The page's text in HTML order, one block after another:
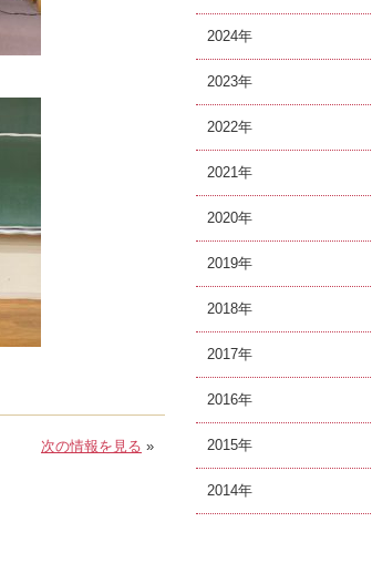
次の情報を見る »
2024
2023
2022
2021
2020
2019
2018
2017
2016
2015
2014